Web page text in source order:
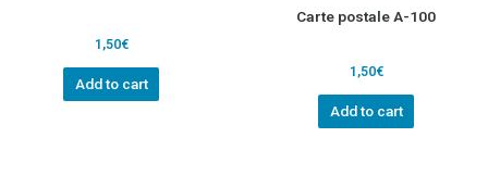
1,50€
Add to cart
Carte postale A-100
1,50€
Add to cart